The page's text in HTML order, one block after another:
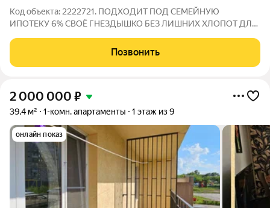
Код объекта: 2222721. ПОДХОДИТ ПОД СЕМЕЙНУЮ
ИПОТЕКУ 6% СВОЁ ГНЕЗДЫШКО БЕЗ ЛИШНИХ ХЛОПОТ ДЛЯ
начинается без пробок, школа через дорогу, а вечером вы
встречаете закат в тихом дворе нового кирпичного
Позвонить
2 000 000 ₽
39,4 м² 1-комн. апартаменты 1 этаж из 9
онлайн показ